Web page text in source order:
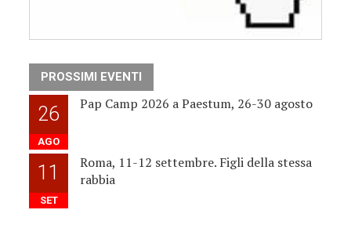
PROSSIMI EVENTI
26
AGO
Pap Camp 2026 a Paestum, 26-30 agosto
11
SET
Roma, 11-12 settembre. Figli della stessa
rabbia